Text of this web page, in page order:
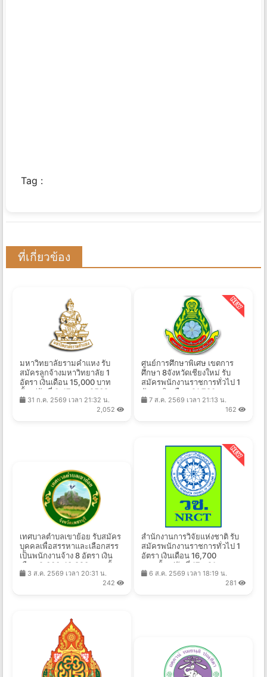
Tag :
ที่เกี่ยวข้อง
มหาวิทยาลัยรามคำแหง รับ
สมัครลูกจ้างมหาวิทยาลัย 1
อัตรา เงินเดือน 15,000 บาท
ตั้งแต่วันที่ 3-17 ส.ค. 2569
31 ก.ค. 2569 เวลา 21:32 น.
2,052
ศูนย์การศึกษาพิเศษ เขตการ
ศึกษา 8จังหวัดเชียงใหม่ รับ
สมัครพนักงานราชการทั่วไป 1
อัตรา เงินเดือน 21,780 บาท
ตั้งแต่วันที่ 14-20 ส.ค. 2569
7 ส.ค. 2569 เวลา 21:13 น.
162
เทศบาลตำบลเขาย้อย รับสมัคร
บุคคลเพื่อสรรหาและเลือกสรร
เป็นพนักงานจ้าง 8 อัตรา เงิน
เดือน 9,000-13,920 บาท ตั้ง
เเต่บัดนี้-13 ส.ค. 2569
3 ส.ค. 2569 เวลา 20:31 น.
242
สำนักงานการวิจัยแห่งชาติ รับ
สมัครพนักงานราชการทั่วไป 1
อัตรา เงินเดือน 16,700
บาท ตั้งแต่วันที่ 17 - 21 ส.ค.
2569
6 ส.ค. 2569 เวลา 18:19 น.
281